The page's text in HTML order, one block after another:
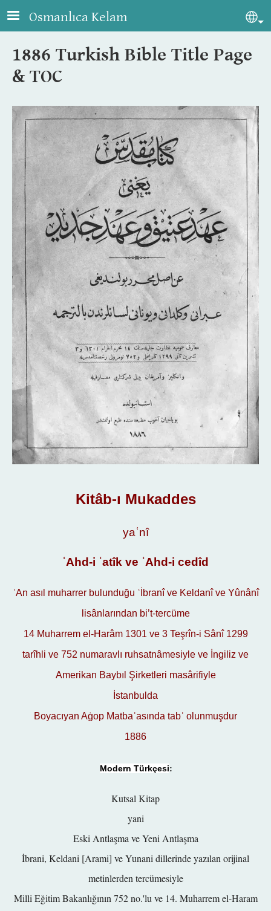
Skip to main content
Osmanlıca Kelam
1886 Turkish Bible Title Page
& TOC
Kitâb-ı Mukaddes
yaʿnî
ʿAhd-i ʿatîk ve ʿAhd-i cedîd
ʿAn asıl muharrer bulunduğu ʿİbranî ve Keldanî ve Yûnânî
lisânlarından bi’t-tercüme
14 Muharrem el-Harâm 1301 ve 3 Teşrîn-i Sânî 1299
tarîhli ve 752 numaravlı ruhsatnâmesiyle ve İngiliz ve
Amerikan Baybıl Şirketleri masârifiyle
İstanbulda
Boyacıyan Aġop Matbaʿasında tabʿ olunmuşdur
1886
Modern Türkçesi:
Kutsal Kitap
yani
Eski Antlaşma ve Yeni Antlaşma
İbrani, Keldani [Arami] ve Yunani dillerinde yazılan orijinal
metinlerden tercümesiyle
Milli Eğitim Bakanlığının 752 no.'lu ve 14. Muharrem el-Haram